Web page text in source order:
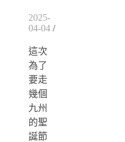
2025-
04-04 /
這次
為了
要走
幾個
九州
的聖
誕節